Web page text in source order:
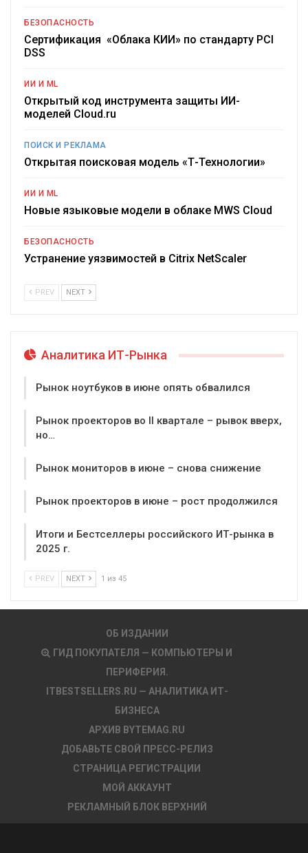
БЕЗОПАСНОСТЬ
Сертификация «Облака КИИ» по стандарту PCI
DSS
ИИ И ML
Открытый код инструмента защиты ИИ-
моделей Cloud.ru
ПОИСК И РЕКЛАМА
Открытая поисковая модель «Т-Технологии»
ИИ И ML
Новые языковые модели в облаке MWS Cloud
БЕЗОПАСНОСТЬ
Устранение уязвимостей в Citrix NetScaler
PREV NEXT
Аналитика ИТ-Рынка
Рынок ноутбуков в июне опять обвалился
Рынок проекторов во II квартале – рывок вверх,
но…
Рынок мониторов в июне – снова снижение
Рынок проекторов в июне – рост продолжился
Итоги и Бестселлеры российского ИТ-рынка в
2025 г.
PREV NEXT 1 из 45
ОБ ИЗДАНИИ
ГИД ПОКУПАТЕЛЯ — КОМПЬЮТЕРЫ И
ПЕРИФЕРИЯ.
ITBESTSELLERS.RU — АНАЛИТИКА ИТ-
БИЗНЕСА
АРХИВ BYTEMAG.RU
ДОБАВЬТЕ СВОЙ ПРЕСС-РЕЛИЗ
СТРАНИЦА РЕГИСТРАЦИИ
МОЙ АККАУНТ
РЕКЛАМНЫЙ БЛОК ВЕРХНИЙ